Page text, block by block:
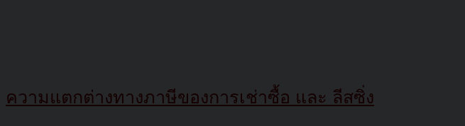
ความแตกต่างทางภาษีของการเช่าซื้อ และ ลีสซิ่ง